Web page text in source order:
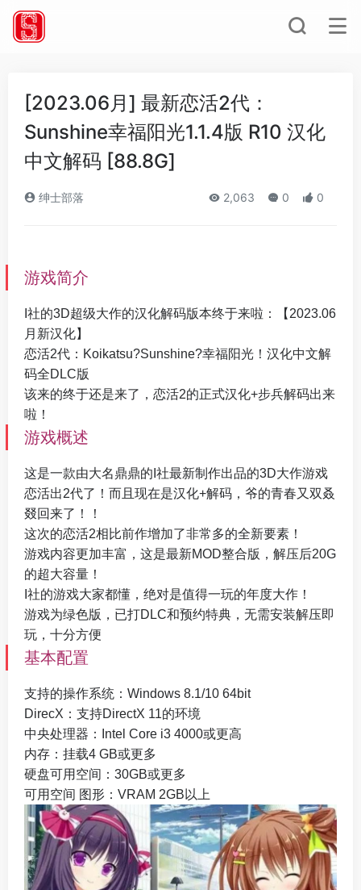
[2023.06月] 最新恋活2代：
Sunshine幸福阳光1.1.4版 R10 汉化
中文解码 [88.8G]
绅士部落 2,063 0 0
游戏简介
I社的3D超级大作的汉化解码版本终于来啦：【2023.06
月新汉化】
恋活2代：Koikatsu?Sunshine?幸福阳光！汉化中文解
码全DLC版
该来的终于还是来了，恋活2的正式汉化+步兵解码出来
啦！
游戏概述
这是一款由大名鼎鼎的I社最新制作出品的3D大作游戏
恋活出2代了！而且现在是汉化+解码，爷的青春又双叒
叕回来了！！
这次的恋活2相比前作增加了非常多的全新要素！
游戏内容更加丰富，这是最新MOD整合版，解压后20G
的超大容量！
I社的游戏大家都懂，绝对是值得一玩的年度大作！
游戏为绿色版，已打DLC和预约特典，无需安装解压即
玩，十分方便
基本配置
支持的操作系统：Windows 8.1/10 64bit
DirecX：支持DirectX 11的环境
中央处理器：Intel Core i3 4000或更高
内存：挂载4 GB或更多
硬盘可用空间：30GB或更多
可用空间 图形：VRAM 2GB以上